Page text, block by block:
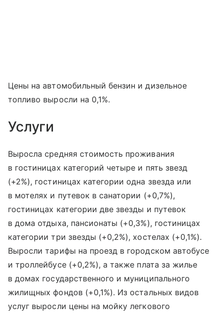
Цены на автомобильный бензин и дизельное
топливо выросли на 0,1%.
Услуги
Выросла средняя стоимость проживания
в гостиницах категорий четыре и пять звезд
(+2%), гостиницах категории одна звезда или
в мотелях и путевок в санатории (+0,7%),
гостиницах категории две звезды и путевок
в дома отдыха, пансионаты (+0,3%), гостиницах
категории три звезды (+0,2%), хостелах (+0,1%).
Выросли тарифы на проезд в городском автобусе
и троллейбусе (+0,2%), а также плата за жилье
в домах государственного и муниципального
жилищных фондов (+0,1%). Из остальных видов
услуг выросли цены на мойку легкового